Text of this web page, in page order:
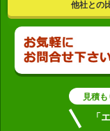
他社との
見積
「